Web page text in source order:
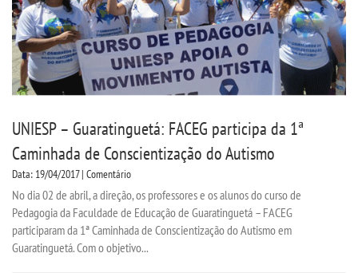
UNIESP – Guaratinguetá: FACEG participa da 1ª
Caminhada de Conscientização do Autismo
Data: 19/04/2017 | Comentário
No dia 02 de abril, a direção, os professores e os alunos do curso de
Pedagogia da Faculdade de Educação de Guaratinguetá – FACEG
participaram da 1ª Caminhada de Conscientização do Autismo em
Guaratinguetá. Com o objetivo...